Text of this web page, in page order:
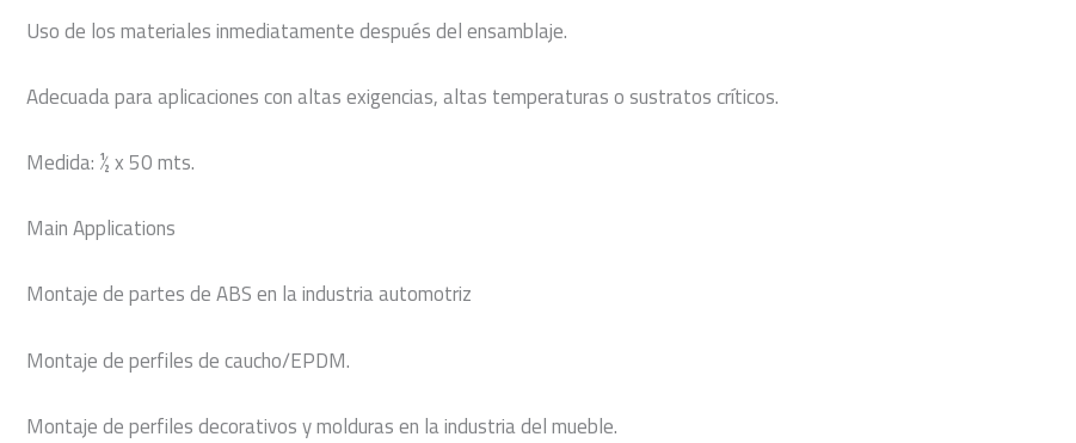
Uso de los materiales inmediatamente después del ensamblaje.
Adecuada para aplicaciones con altas exigencias, altas temperaturas o sustratos críticos.
Medida: ½ x 50 mts.
Main Applications
Montaje de partes de ABS en la industria automotriz
Montaje de perfiles de caucho/EPDM.
Montaje de perfiles decorativos y molduras en la industria del mueble.